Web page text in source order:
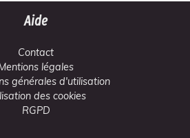
Aide
Contact
légales
générales d'utilisation
des cookies
RGPD